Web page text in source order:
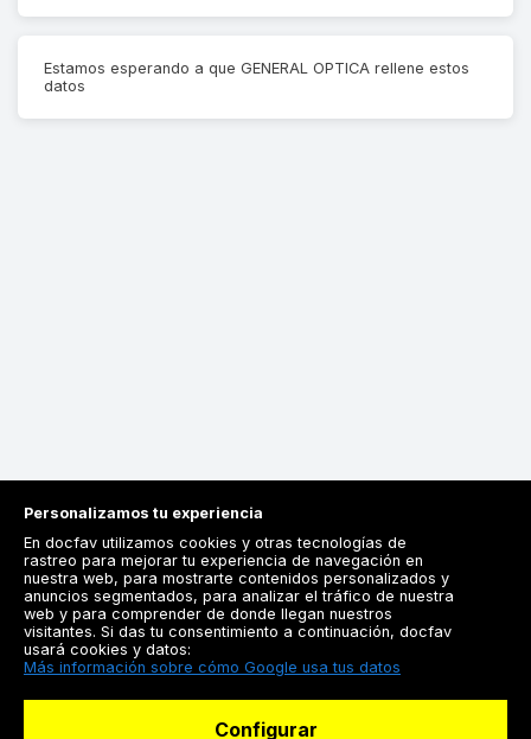
¿Eres un doctor?
Estamos esperando a que GENERAL OPTICA rellene estos
datos
Registrarse
Docfav
Personalizamos tu experiencia
En docfav utilizamos cookies y otras tecnologías de
rastreo para mejorar tu experiencia de navegación en
nuestra web, para mostrarte contenidos personalizados y
anuncios segmentados, para analizar el tráfico de nuestra
web y para comprender de donde llegan nuestros
visitantes. Si das tu consentimiento a continuación, docfav
usará cookies y datos:
Más información sobre cómo Google usa tus datos
Configurar